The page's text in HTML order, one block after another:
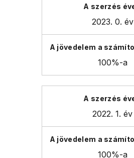
2023. 0. év
100%-a
2022. 1. év
100%-a